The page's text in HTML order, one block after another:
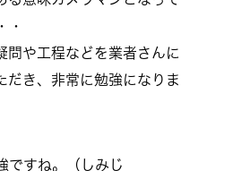
・
問や工程などを業者さんに
だき、非常に勉強になりま
ですね。（しみじ